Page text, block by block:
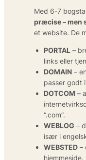
Med 6-7
præcise – men
et website. De
PORTAL –
links eller
DOMAIN –
passer godt
DOTCOM –
“.com”.
WEBLOG –
især i
WEBSTED –
hjemmeside.